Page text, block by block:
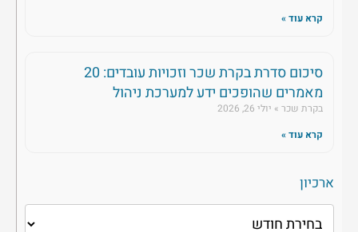
קרא עוד »
סיכום סדרת בקרת שכר וזכויות עובדים: 20
מאמרים שהופכים ידע למערכת ניהול
בקרת שכר
יולי 26, 2026
קרא עוד »
ארכיון